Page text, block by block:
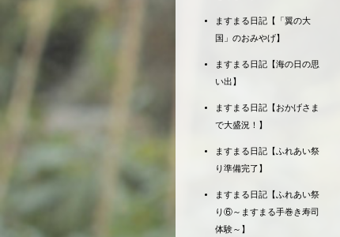
ますまる日記【「翼の大
国」のおみやげ】
ますまる日記【海の日の思
い出】
ますまる日記【おかげさま
で大盛況！】
ますまる日記【ふれあい祭
り準備完了】
ますまる日記【ふれあい祭
り⑥～ますまる手巻き寿司
体験～】